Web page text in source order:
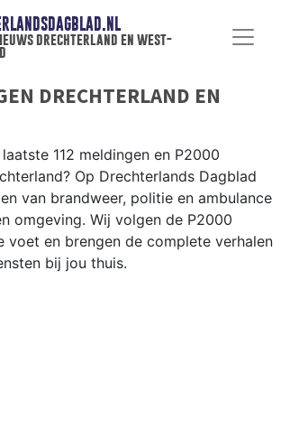
drechterland en west-
DRECHTERLAND EN
112 meldingen en P2000
Op Drechterlands Dagblad
van brandweer, politie en ambulance
omgeving. Wij volgen de P2000
voet en brengen de complete verhalen
bij jou thuis.